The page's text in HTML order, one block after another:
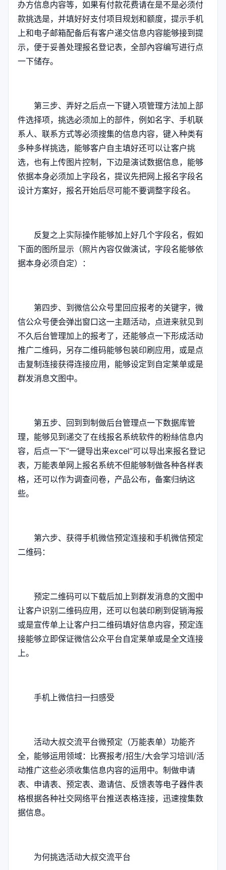
办方信息内容等，如果有付款花费请在是不是必须付
款挑选是，并填好好支付项目规划和额度，提示手机
上和电子邮箱配备后有客户递交信息内容能够接到提
示，便于妥善处理报名登记表，全部內容编写进行点
一下储存。
第三步、弄好之后点一下键入项管理方法加上部
件选择项，挑选必须加上的部件，例如名字、手机联
系人、联系方式等必须搜集的信息内容，键入种类有
多种多样挑选，能够客户自主填好还可以让客户挑
选，也有上传图片控制，下边是演试数据信息，能够
依据本身必须加上字段名，提议先把网上报名字段名
设计方案好，报名开始后尽可能不要调整字段名。
反复之上实际操作能够加上好几个字段名，假如
下面的图所显示（照片內容仅做演试，字段名能够依
据本身必须自定）：
第四步、到微信公众号里回应报考的关键字，微
信公众号便会弹出窗口这一主题活动，点进来就见到
不久后台管理加上的报考了，还能够点一下形成活动
推广二维码，另存二维码能够包装印刷应用，或是点
击复制连接获得连接应用，能够设定到自定莱单或是
群发消息文图中。
第五步、回到到制做后台管理点一下数据库管
理，能够见到递交了在线报名系统软件的粉絲信息内
容，后点一下“一键导出来excel”可以导出来报名登记
表，万能表单网上报名系统不但能够制做各种各样表
格，还可以作为调查问卷，产品公布，备案归纳这
些。
第六步、获得手机微信预定连接和手机微信预定
二维码：
预定二维码可以下载后加上到群发消息的文图中
让客户识别二维码应用，还可以包装印刷到促销海报
或是宣传单上让客户扫二维码填好信息内容，预定连
接能够立即保证微信公众平台自定莱单或是全文连接
上。
手机上微信扫一扫感受
活动大叔交流平台微预定（万能表单）功能齐
全，能够运用领域：比赛报考/招生/大会学习培训/活
动推广这些必须收集信息内容的运用中。制做申请
表、申请表、预定表、邀请信、反馈表等电子器件表
格根据各种社交网络平台推送表格连接，迅速搜集数
据信息。
为何挑选活动大叔交流平台